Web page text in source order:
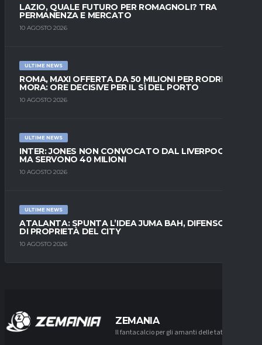
LAZIO, QUALE FUTURO PER ROMAGNOLI? TRA
PERMANENZA E MERCATO
10 AGOSTO 2026
ULTIME NEWS
ROMA, MAXI OFFERTA DA 50 MILIONI PER RODRIGO
MORA: ORE DECISIVE PER IL SÌ DEL PORTO
10 AGOSTO 2026
ULTIME NEWS
INTER: JONES NON CONVOCATO DAL LIVERPOOL,
MA SERVONO 40 MILIONI
10 AGOSTO 2026
ULTIME NEWS
ATALANTA: SPUNTA L’IDEA JUMA BAH, DIFENSORE
DI PROPRIETÀ DEL CITY
10 AGOSTO 2026
ZEMANIA
Il fantacalcio per gli amanti delle tattiche